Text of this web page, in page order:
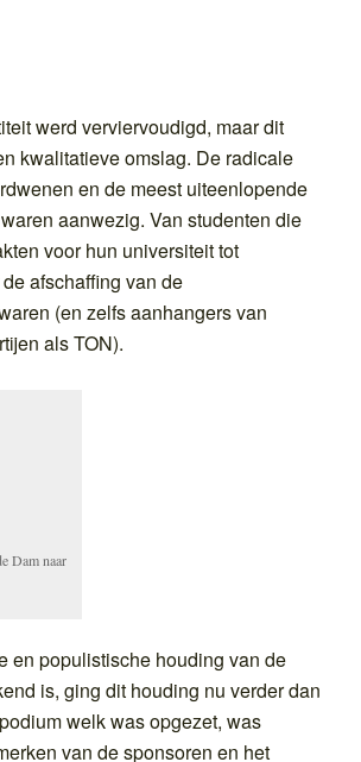
werd verviervoudigd, maar dit
kwalitatieve omslag. De radicale
en de meest uiteenlopende
aanwezig. Van studenten die
voor hun universiteit tot
afschaffing van de
(en zelfs aanhangers van
als TON).
Dam naar
en populistische houding van de
is, ging dit houding nu verder dan
welk was opgezet, was
van de sponsoren en het